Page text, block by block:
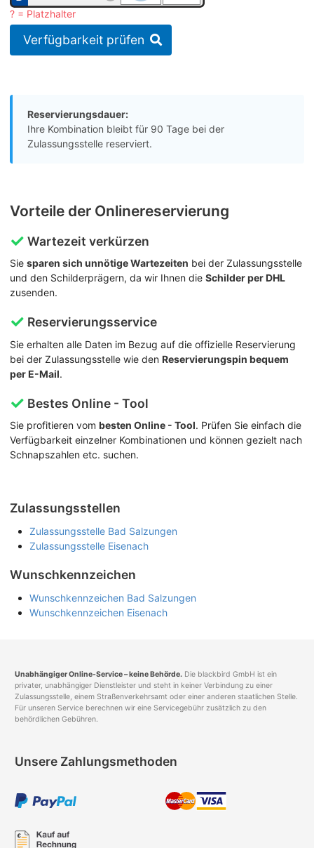
? = Platzhalter
Verfügbarkeit prüfen
Reservierungsdauer:
Ihre Kombination bleibt für 90 Tage bei der
Zulassungsstelle reserviert.
Vorteile der Onlinereservierung
Wartezeit verkürzen
Sie sparen sich unnötige Wartezeiten bei der Zulassungsstelle
und den Schilderprägern, da wir Ihnen die Schilder per DHL
zusenden.
Reservierungsservice
Sie erhalten alle Daten im Bezug auf die offizielle Reservierung
bei der Zulassungsstelle wie den Reservierungspin bequem
per E-Mail.
Bestes Online - Tool
Sie profitieren vom besten Online - Tool. Prüfen Sie einfach die
Verfügbarkeit einzelner Kombinationen und können gezielt nach
Schnapszahlen etc. suchen.
Zulassungsstellen
Zulassungsstelle Bad Salzungen
Zulassungsstelle Eisenach
Wunschkennzeichen
Wunschkennzeichen Bad Salzungen
Wunschkennzeichen Eisenach
Unabhängiger Online-Service – keine Behörde. Die blackbird GmbH ist ein
privater, unabhängiger Dienstleister und steht in keiner Verbindung zu einer
Zulassungsstelle, einem Straßenverkehrsamt oder einer anderen staatlichen Stelle.
Für unseren Service berechnen wir eine Servicegebühr zusätzlich zu den
behördlichen Gebühren.
Unsere Zahlungsmethoden